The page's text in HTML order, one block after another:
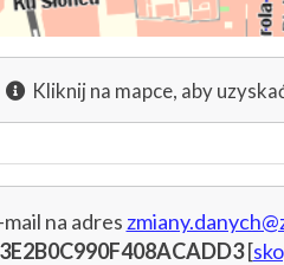
Kliknij na mapce, aby
na adres
[